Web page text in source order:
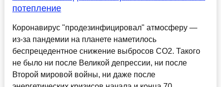
потепление
Коронавирус "продезинфицировал" атмосферу —
из-за пандемии на планете наметилось
беспрецедентное снижение выбросов СО2. Такого
не было ни после Великой депрессии, ни после
Второй мировой войны, ни даже после